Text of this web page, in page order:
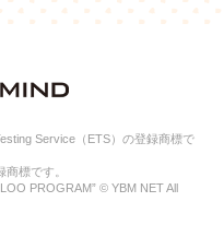
意なしに個人情報を第三者
のために必要がある場合であ
な育成の推進のために特に必
囲内において、個人情報の
Service（ETS）の登録商標で
標です。
PROGRAM” © YBM NET All